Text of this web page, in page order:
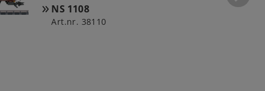
NS 1108
Art.nr. 38110